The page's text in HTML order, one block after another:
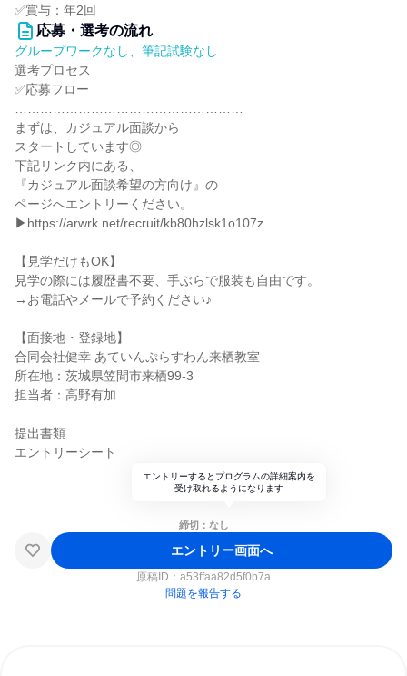
✅賞与：年2回
応募・選考の流れ
グループワークなし、筆記試験なし
選考プロセス
✅応募フロー
まずは、カジュアル面談から
スタートしています◎
下記リンク内にある、
『カジュアル面談希望の方向け』の
ページへエントリーください。
▶https://arwrk.net/recruit/kb80hzlsk1o107z
【見学だけもOK】
見学の際には履歴書不要、手ぶらで服装も自由です。
→お電話やメールで予約ください♪
【面接地・登録地】
合同会社健幸 あていんぷらすわん来栖教室
所在地：茨城県笠間市来栖99-3
担当者：高野有加
提出書類
エントリーシート
エントリーするとプログラムの詳細案内を
受け取れるようになります
締切：なし
エントリー画面へ
原稿ID： a53ffaa82d5f0b7a
問題を報告する